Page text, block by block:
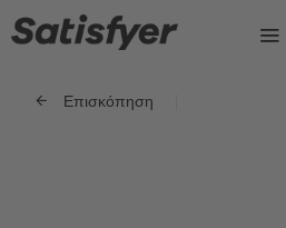
Επισκόπηση